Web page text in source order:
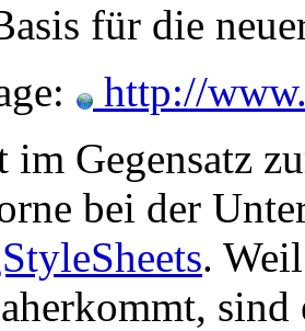
für die
http://
Gegensatz
bei der
.